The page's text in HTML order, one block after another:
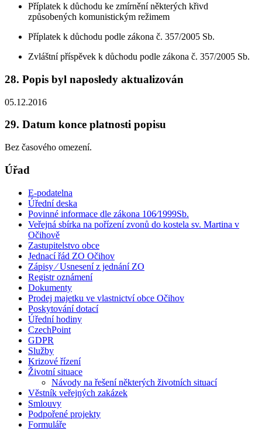
Příplatek k důchodu ke zmírnění některých křivd
způsobených komunistickým režimem
Příplatek k důchodu podle zákona č. 357/2005 Sb.
Zvláštní příspěvek k důchodu podle zákona č. 357/2005 Sb.
28. Popis byl naposledy aktualizován
05.12.2016
29. Datum konce platnosti popisu
Bez časového omezení.
Úřad
E-podatelna
Úřední deska
Povinné informace dle zákona 106⁄1999Sb.
Veřejná sbírka na pořízení zvonů do kostela sv. Martina v
Očihově
Zastupitelstvo obce
Jednací řád ZO Očihov
Zápisy ⁄ Usnesení z jednání ZO
Registr oznámení
Dokumenty
Prodej majetku ve vlastnictví obce Očihov
Poskytování dotací
Úřední hodiny
CzechPoint
GDPR
Služby
Krizové řízení
Životní situace
Návody na řešení některých životních situací
Věstník veřejných zakázek
Smlouvy
Podpořené projekty
Formuláře